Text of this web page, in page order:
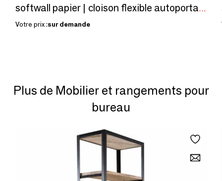
softwall papier | cloison flexible autoportante
Votre prix :sur demande
Plus de Mobilier et rangements pour
bureau